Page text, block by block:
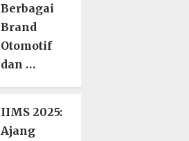
Berbagai
Brand
Otomotif
dan …
IIMS 2025:
Ajang